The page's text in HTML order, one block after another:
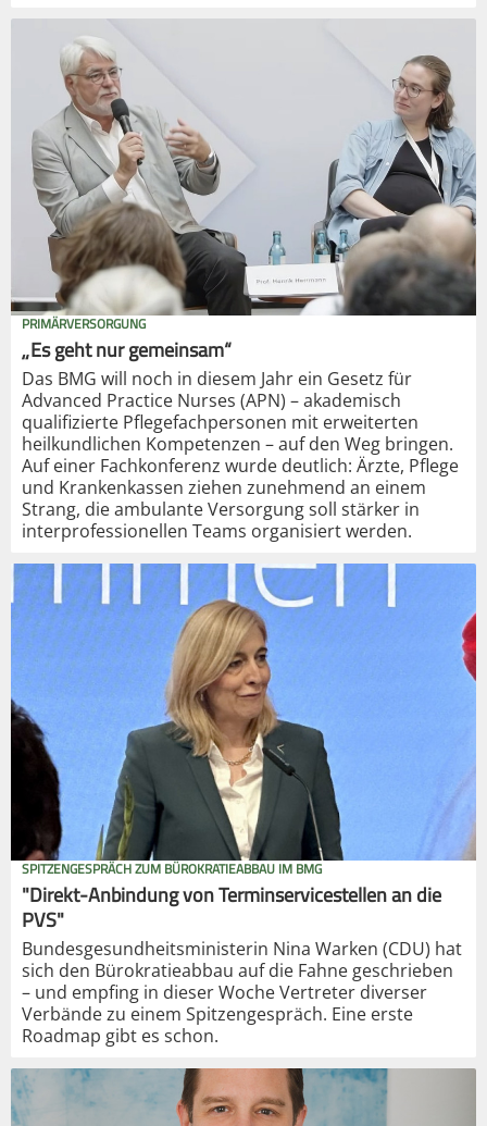
PRIMÄRVERSORGUNG
„Es geht nur gemeinsam“
Das BMG will noch in diesem Jahr ein Gesetz für
Advanced Practice Nurses (APN) – akademisch
qualifizierte Pflegefachpersonen mit erweiterten
heilkundlichen Kompetenzen – auf den Weg bringen.
Auf einer Fachkonferenz wurde deutlich: Ärzte, Pflege
und Krankenkassen ziehen zunehmend an einem
Strang, die ambulante Versorgung soll stärker in
interprofessionellen Teams organisiert werden.
SPITZENGESPRÄCH ZUM BÜROKRATIEABBAU IM BMG
"Direkt-Anbindung von Terminservicestellen an die
PVS"
Bundesgesundheitsministerin Nina Warken (CDU) hat
sich den Bürokratieabbau auf die Fahne geschrieben
– und empfing in dieser Woche Vertreter diverser
Verbände zu einem Spitzengespräch. Eine erste
Roadmap gibt es schon.